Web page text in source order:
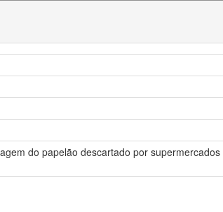
do papelão descartado por